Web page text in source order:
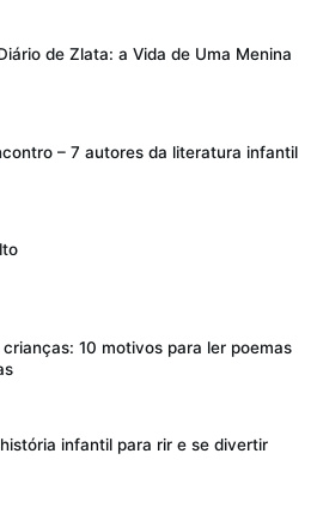
de Zlata: a Vida de Uma Menina
– 7 autores da literatura infantil
crianças: 10 motivos para ler poemas
infantil para rir e se divertir